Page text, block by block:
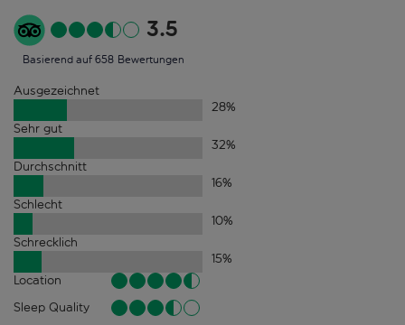
3.5
Basierend auf 658 Bewertungen
Ausgezeichnet
28%
Sehr gut
32%
Durchschnitt
16%
Schlecht
10%
Schrecklich
15%
Location
Sleep Quality